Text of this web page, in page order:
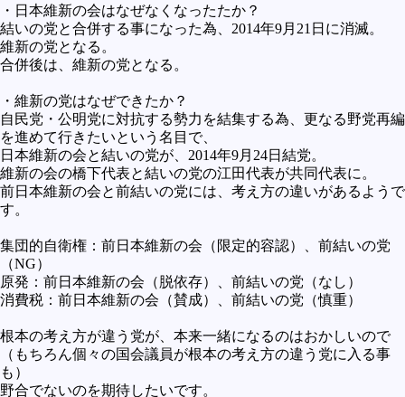
・日本維新の会はなぜなくなったたか？
結いの党と合併する事になった為、2014年9月21日に消滅。
維新の党となる。
合併後は、維新の党となる。
・維新の党はなぜできたか？
自民党・公明党に対抗する勢力を結集する為、更なる野党再編
を進めて行きたいという名目で、
日本維新の会と結いの党が、2014年9月24日結党。
維新の会の橋下代表と結いの党の江田代表が共同代表に。
前日本維新の会と前結いの党には、考え方の違いがあるようで
す。
集団的自衛権：前日本維新の会（限定的容認）、前結いの党
（NG）
原発：前日本維新の会（脱依存）、前結いの党（なし）
消費税：前日本維新の会（賛成）、前結いの党（慎重）
根本の考え方が違う党が、本来一緒になるのはおかしいので
（もちろん個々の国会議員が根本の考え方の違う党に入る事
も）
野合でないのを期待したいです。